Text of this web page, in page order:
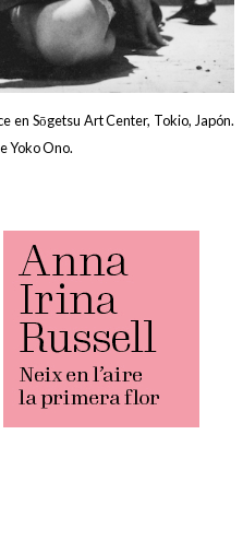
en Sōgetsu Art Center, Tokio, Japón.
Yoko Ono.